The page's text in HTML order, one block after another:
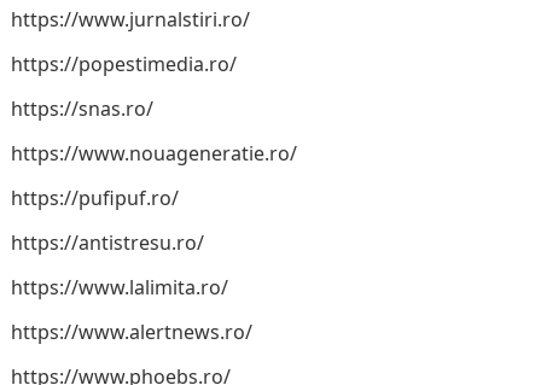
https://www.jurnalstiri.ro/
https://popestimedia.ro/
https://snas.ro/
https://www.nouageneratie.ro/
https://pufipuf.ro/
https://antistresu.ro/
https://www.lalimita.ro/
https://www.alertnews.ro/
https://www.phoebs.ro/